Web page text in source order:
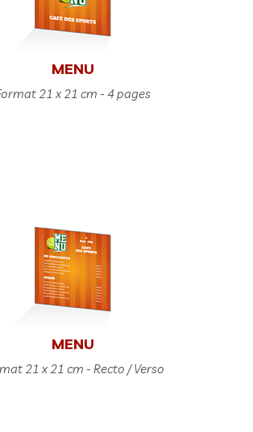
MENU
21 x 21 cm - 4 pages
MENU
21 x 21 cm - Recto / Verso